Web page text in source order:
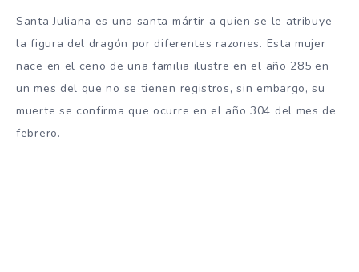
Santa Juliana es una santa mártir a quien se le atribuye
la figura del dragón por diferentes razones. Esta mujer
nace en el ceno de una familia ilustre en el año 285 en
un mes del que no se tienen registros, sin embargo, su
muerte se confirma que ocurre en el año 304 del mes de
febrero.